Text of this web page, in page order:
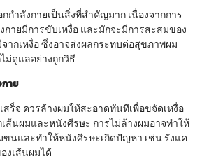
กำลังกายเป็นสิ่งที่สำคัญมาก เนื่องจากการ
กายมีการขับเหงื่อ และมักจะมีการสะสมของ
ากเหงื่อ ซึ่งอาจส่งผลกระทบต่อสุขภาพผม
ม่ดูแลอย่างถูกวิธี
าย
สร็จ ควรล้างผมให้สะอาดทันทีเพื่อขจัดเหงื่อ
ส้นผมและหนังศีรษะ การไม่ล้างผมอาจทำให้
ขนและทำให้หนังศีรษะเกิดปัญหา เช่น รังแค
งเส้นผมได้